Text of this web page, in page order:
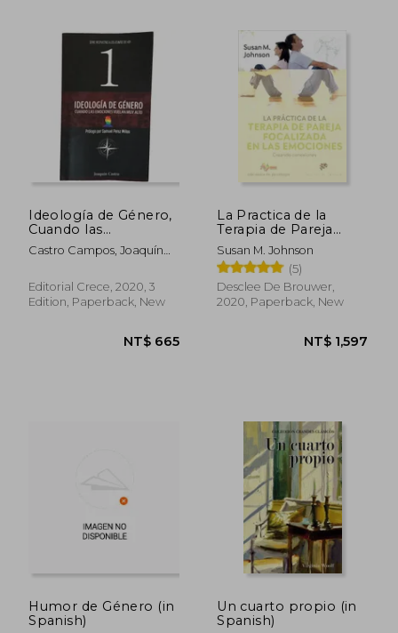
NT$ 1,049 NT$
Ideología de Género,
Cuando las
Emociones Vuelan
muy Alto (in Spanish)
Castro Campos, Joaquín
Editorial Crece, 2020, 3
Edition, Paperback, New
La Practica de la
Terapia de Pareja
Focalizada en las
Emociones (in
Spanish)
Susan M. Johnson
(5)
Desclee De Brouwer,
2020, Paperback, New
Humor de Género (in
Spanish)
Un cuarto propio (in
Spanish)